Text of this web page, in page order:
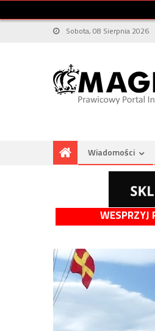
Sobota, 08 Sierpnia 2026
Wiadomości
WESPRZYJ